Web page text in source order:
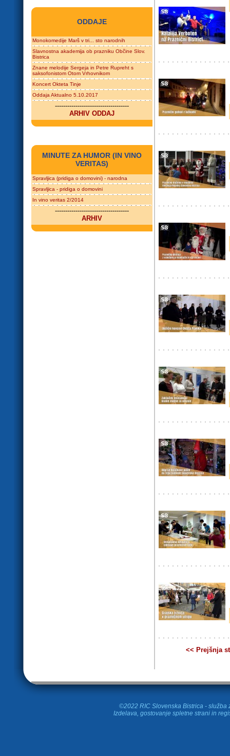
ODDAJE
Monokomedije Marš v tri... sto narodnih
Slavnostna akademija ob prazniku Občine Slov.
Bistrica
Znane melodije Sergeja in Petre Rupreht s
saksofonistom Otom Vrhovnikom
Koncert Okteta Tinje
Oddaja Aktualno 5.10.2017
------------------------------------
ARHIV ODDAJ
MINUTE ZA HUMOR (IN VINO
VERITAS)
Spravljica (pridiga o domovini) - narodna
Spravljica - pridiga o domovini
In vino veritas 2/2014
------------------------------------
ARHIV
<< Prejšnja
©2022 RIC Slovenska Bistrica - služba
Izdelava, gostovanje spletne strani in